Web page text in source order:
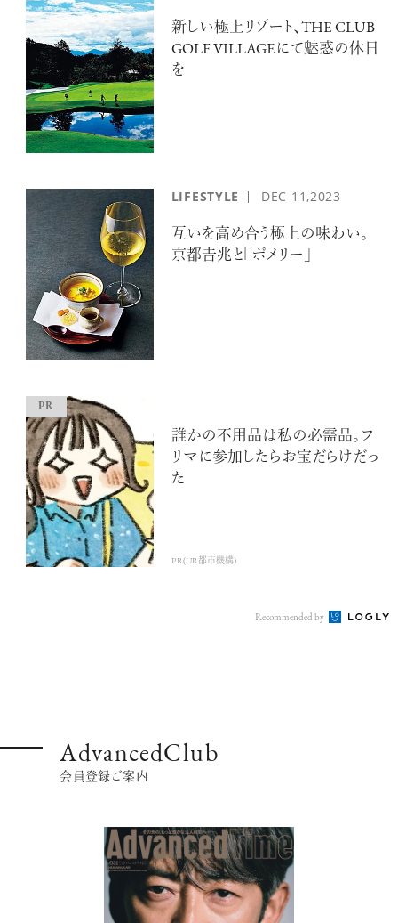
新しい極上リゾート、THE CLUB
GOLF VILLAGEにて魅惑の休日
を
LIFESTYLE DEC 11,2023
互いを高め合う極上の味わい。
京都𠮷兆と「ポメリー」
誰かの不用品は私の必需品。フ
リマに参加したらお宝だらけだっ
た
PR(UR都市機構)
Recommended by
AdvancedClub
会員登録ご案内